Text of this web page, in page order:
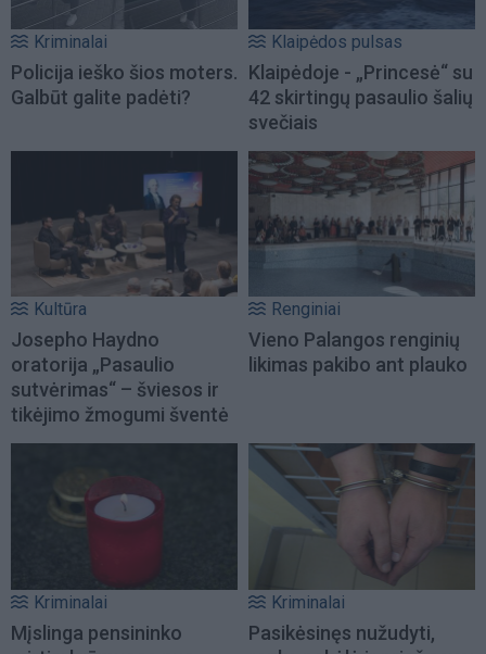
Kriminalai
Policija ieško šios moters.
Galbūt galite padėti?
Klaipėdos pulsas
Klaipėdoje - „Princesė“ su
42 skirtingų pasaulio šalių
svečiais
Kultūra
Josepho Haydno
oratorija „Pasaulio
sutvėrimas“ – šviesos ir
tikėjimo žmogumi šventė
Renginiai
Vieno Palangos renginių
likimas pakibo ant plauko
Kriminalai
Mįslinga pensininko
Kriminalai
Pasikėsinęs nužudyti,